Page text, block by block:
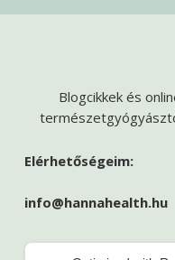
Blogcikkek és
Elérhetőségeim:
info@hannahealth.hu